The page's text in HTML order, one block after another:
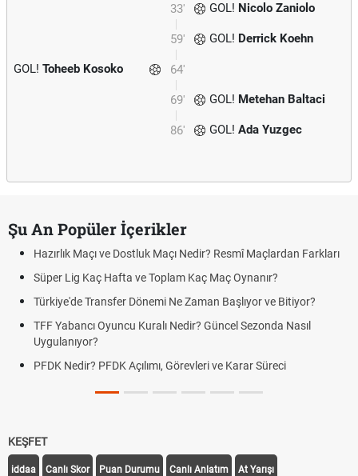
33' GOL! Nicolo Zaniolo
59' GOL! Derrick Koehn
64'
GOL! Toheeb Kosoko
69' GOL! Metehan Baltaci
86' GOL! Ada Yuzgec
Şu An Popüler İçerikler
Hazırlık Maçı ve Dostluk Maçı Nedir? Resmî Maçlardan Farkları
Süper Lig Kaç Hafta ve Toplam Kaç Maç Oynanır?
Türkiye'de Transfer Dönemi Ne Zaman Başlıyor ve Bitiyor?
TFF Yabancı Oyuncu Kuralı Nedir? Güncel Sezonda Nasıl
Uygulanıyor?
PFDK Nedir? PFDK Açılımı, Görevleri ve Karar Süreci
KEŞFET
iddaa Canlı Skor Puan Durumu Canlı Anlatım At Yarışı